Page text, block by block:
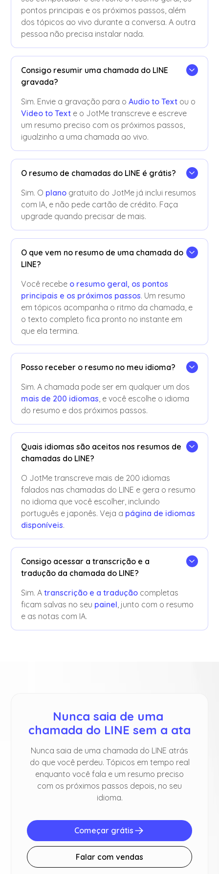
pontos principais e os próximos passos, além
dos tópicos ao vivo durante a conversa. A outra
pessoa não precisa instalar nada.
Consigo resumir uma chamada do LINE
gravada?
Sim. Envie a gravação para oAudio to Text ou o
Video to Text e o JotMe transcreve e escreve
um resumo preciso com os próximos passos,
igualzinho a uma chamada ao vivo.
O resumo de chamadas do LINE é grátis?
Sim. O plano gratuito do JotMe já inclui resumos
com IA, e não pede cartão de crédito. Faça
upgrade quando precisar de mais.
O que vem no resumo de uma chamada do
LINE?
Você recebe o resumo geral, os pontos
principais e os próximos passos. Um resumo
em tópicos acompanha o ritmo da chamada, e
o texto completo fica pronto no instante em
que ela termina.
Posso receber o resumo no meu idioma?
Sim. A chamada pode ser em qualquer um dos
mais de 200 idiomas, e você escolhe o idioma
do resumo e dos próximos passos.
Quais idiomas são aceitos nos resumos de
chamadas do LINE?
O JotMe transcreve mais de 200 idiomas
falados nas chamadas do LINE e gera o resumo
no idioma que você escolher, incluindo
português e japonês. Veja a página de idiomas
disponíveis.
Consigo acessar a transcrição e a
tradução da chamada do LINE?
Sim. Atranscrição e a tradução completas
ficam salvas no seu painel, junto com o resumo
e as notas com IA.
Nunca saia de uma
chamada do LINE sem a ata
Nunca saia de uma chamada do LINE atrás
do que você perdeu. Tópicos em tempo real
enquanto você fala e um resumo preciso
com os próximos passos depois, no seu
idioma.
Começar grátis
Falar com vendas